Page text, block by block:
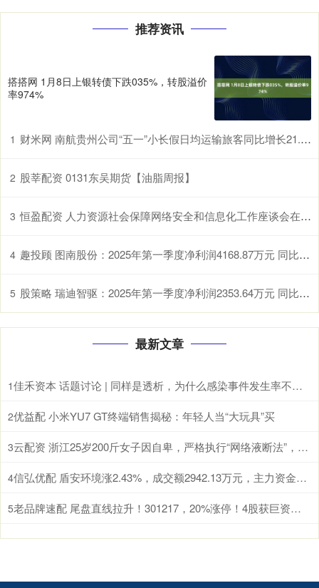
推荐资讯
搭搭网 1月8日上银转债下跌035%，转股溢价
率974%
1 财米网 南航贵州公司“五一”小长假日均运输旅客同比增长21.7%
2 股莘配资 0131东吴期货【油脂周报】
3 恒盈配资 人力资源社会保障网络安全和信息化工作座谈会在长沙召开
4 趣投顾 图南股份：2025年第一季度净利润4168.87万元 同比暴跌54.09%
5 股策略 瑞迪智驱：2025年第一季度净利润2353.64万元 同比下降4.68%
最新文章
1 佳禾资本 话题讨论 | 同样是透析，为什么感染事件发生率不能简单“排排坐”？
2优益配 小米YU7 GT终端销售揭秘：年轻人当“大玩具”买
3 云配资 浙江25岁200斤女子因自卑，严格执行“网络液断法”，一周瘦了15斤却“差点没命”；医生：这类人要远离网红减肥法
4 信弘优配 盾安环境涨2.43%，成交额2942.13万元，主力资金净流出260.27万元
5 老品牌速配 尾盘直线拉升！301217，20%涨停！4股获巨资抢筹